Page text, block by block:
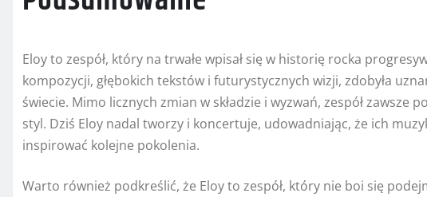
Eloy to zespół, który na trwałe wpisał się w historię rocka
kompozycji, głębokich tekstów i futurystycznych wizji, zdobyła
świecie. Mimo licznych zmian w składzie i wyzwań, zespół zawsze
styl. Dziś Eloy nadal tworzy i koncertuje, udowadniając, że ich
inspirować kolejne pokolenia.
Warto również podkreślić, że Eloy to zespół, który nie boi się